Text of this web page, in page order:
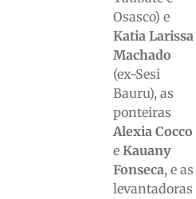
Osasco) e
Katia Larissa
Machado
(ex-Sesi
Bauru), as
ponteiras
Alexia Cocco
eKauany
Fonseca, e as
levantadoras